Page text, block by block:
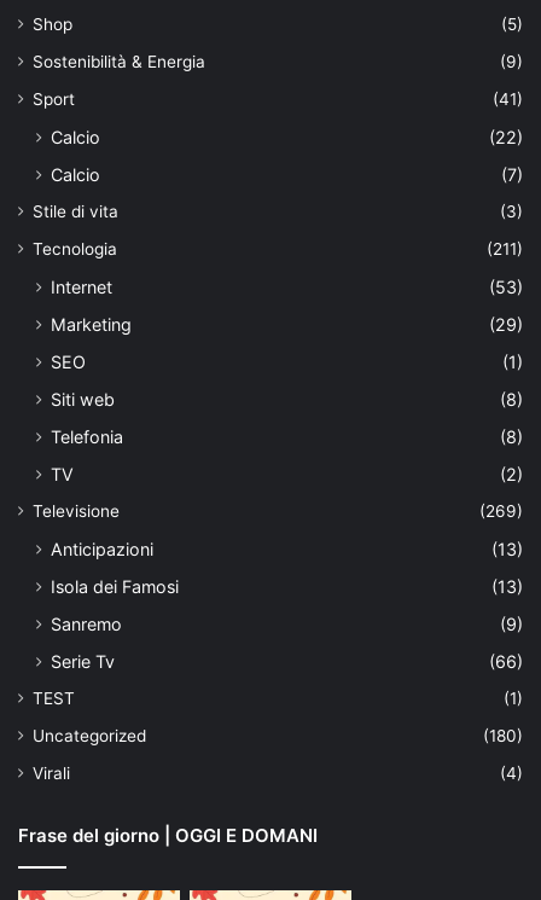
Shop
(5)
Sostenibilità & Energia
(9)
Sport
(41)
Calcio
(22)
Calcio
(7)
Stile di vita
(3)
Tecnologia
(211)
Internet
(53)
Marketing
(29)
SEO
(1)
Siti web
(8)
Telefonia
(8)
TV
(2)
Televisione (269)
Anticipazioni
(13)
Isola dei Famosi
(13)
Sanremo
(9)
Serie Tv
(66)
TEST
(1)
Uncategorized
(180)
Virali
(4)
Frase del giorno | OGGI E DOMANI